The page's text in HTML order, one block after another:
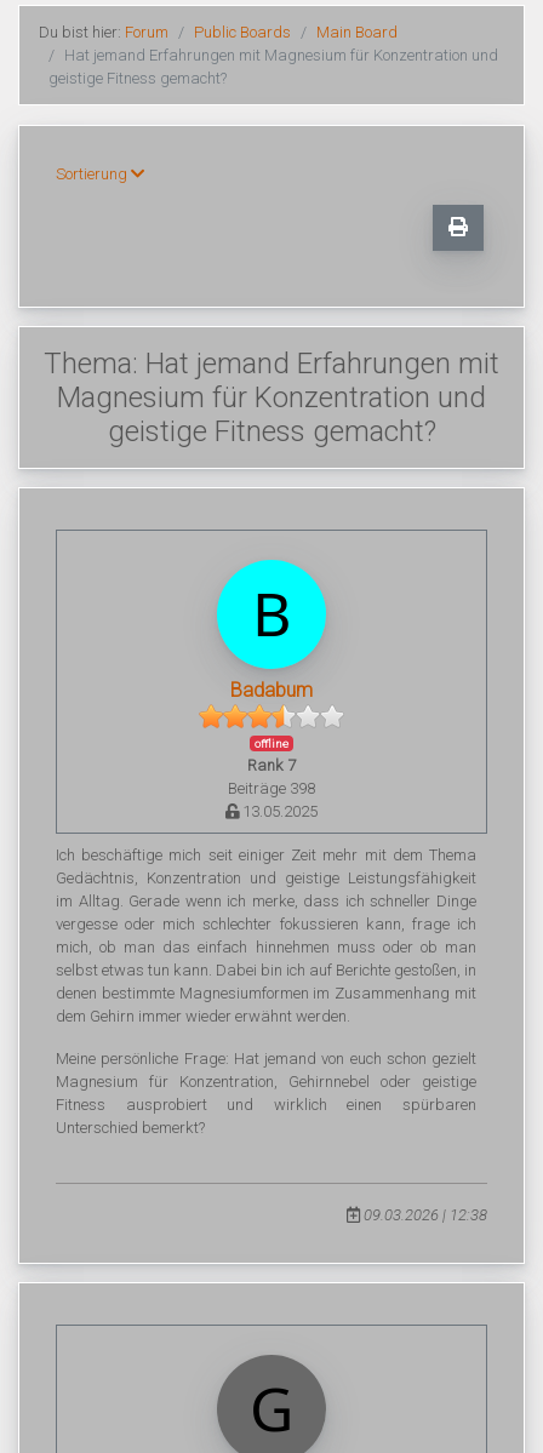
Du bist hier: Forum Public Boards
Main Board
Hat jemand Erfahrungen mit Magnesium für Konzentration und
geistige Fitness gemacht?
Sortierung
Thema: Hat jemand Erfahrungen mit
Magnesium für Konzentration und
geistige Fitness gemacht?
Badabum
offline
Rank 7
Beiträge 398
13.05.2025
Ich beschäftige mich seit einiger Zeit mehr mit dem Thema
Gedächtnis, Konzentration und geistige Leistungsfähigkeit
im Alltag. Gerade wenn ich merke, dass ich schneller Dinge
vergesse oder mich schlechter fokussieren kann, frage ich
mich, ob man das einfach hinnehmen muss oder ob man
selbst etwas tun kann. Dabei bin ich auf Berichte gestoßen, in
denen bestimmte Magnesiumformen im Zusammenhang mit
dem Gehirn immer wieder erwähnt werden.
Meine persönliche Frage: Hat jemand von euch schon gezielt
Magnesium für Konzentration, Gehirnnebel oder geistige
Fitness ausprobiert und wirklich einen spürbaren
Unterschied bemerkt?
09.03.2026 | 12:38